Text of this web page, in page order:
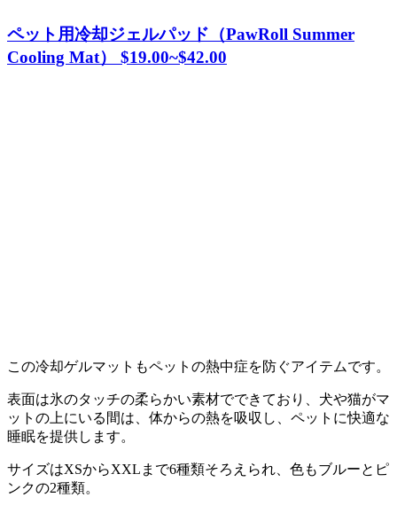
ペット用冷却ジェルパッド（PawRoll Summer
Cooling Mat） $19.00~$42.00
この冷却ゲルマットもペットの熱中症を防ぐアイテムです。
表面は氷のタッチの柔らかい素材でできており、犬や猫がマ
ットの上にいる間は、体からの熱を吸収し、ペットに快適な
睡眠を提供します。
サイズはXSからXXLまで6種類そろえられ、色もブルーとピ
ンクの2種類。